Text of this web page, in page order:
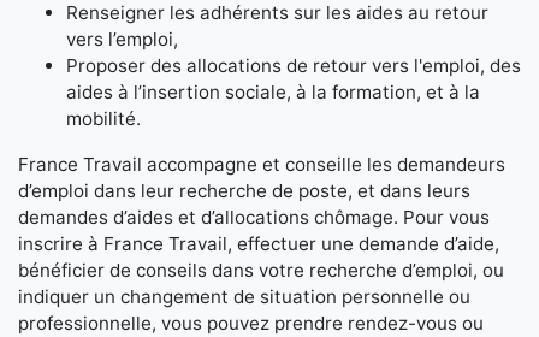
Renseigner les adhérents sur les aides au retour
vers l’emploi,
Proposer des allocations de retour vers l'emploi, des
aides à l’insertion sociale, à la formation, et à la
mobilité.
France Travail accompagne et conseille les demandeurs
d’emploi dans leur recherche de poste, et dans leurs
demandes d’aides et d’allocations chômage. Pour vous
inscrire à France Travail, effectuer une demande d’aide,
bénéficier de conseils dans votre recherche d’emploi, ou
indiquer un changement de situation personnelle ou
professionnelle, vous pouvez prendre rendez-vous ou